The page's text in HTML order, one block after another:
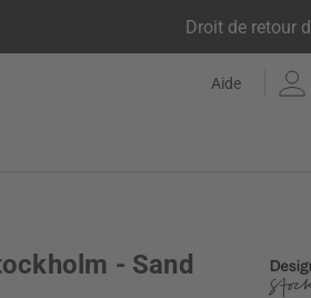
Droit de retour
Aide
- Sand